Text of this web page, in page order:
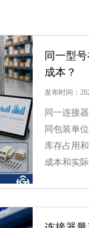
同一型
成本？
发布时间：
同一连接
同包装单
库存占用
成本和实